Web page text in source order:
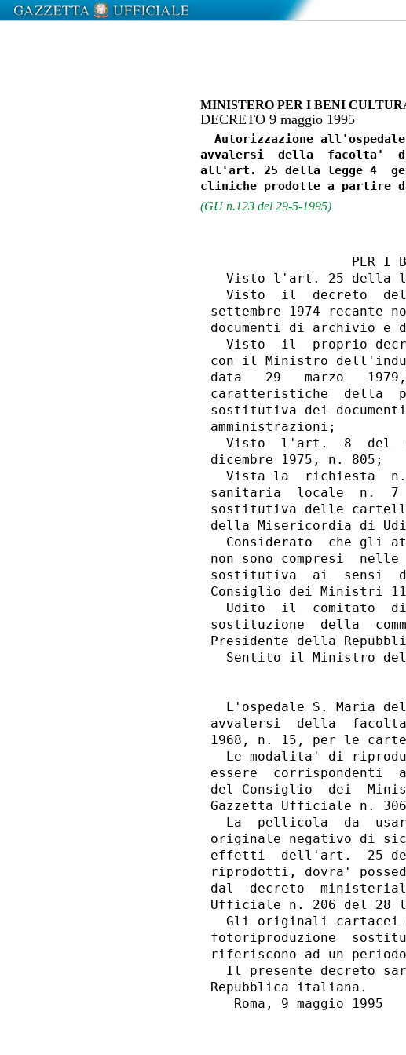
MINISTERO PER I BENI
DECRETO 9 maggio 1995
Autorizzazione
avvalersi  della  facolta'
all'art. 25 della legge 4
(GU n.123 del 29-5-1995)
PER I
Visto l'art. 25 della
Visto  il  decreto
settembre 1974
documenti di archivio
Visto  il  proprio
con il Ministro
data   29   marzo
caratteristiche  della
sostitutiva dei
amministrazioni;
Visto  l'art.  8  del
dicembre 1975, n. 805;
Vista la  richiesta
sanitaria  locale  n.  7
sostitutiva delle
della Misericordia di
Considerato  che gli
non sono compresi
sostitutiva  ai  sensi
Consiglio dei Ministri 11
Udito  il  comitato
sostituzione  della
Presidente della
Sentito il Ministro
L'ospedale S. Maria
avvalersi  della
1968, n. 15, per le
Le modalita' di
essere  corrispondenti
del Consiglio  dei
Gazzetta Ufficiale n. 306
La  pellicola  da
originale negativo di
effetti  dell'art.  25
riprodotti, dovra'
dal  decreto
Ufficiale n. 206 del 28
Gli originali cartacei
fotoriproduzione
riferiscono ad un
Il presente decreto
Repubblica italiana.
   Roma, 9 maggio 1995